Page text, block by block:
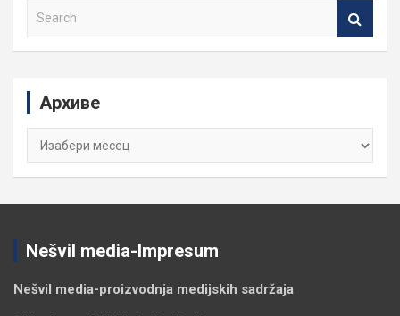
Архиве
Архиве
Nešvil media-Impresum
Nešvil media-proizvodnja medijskih sadržaja